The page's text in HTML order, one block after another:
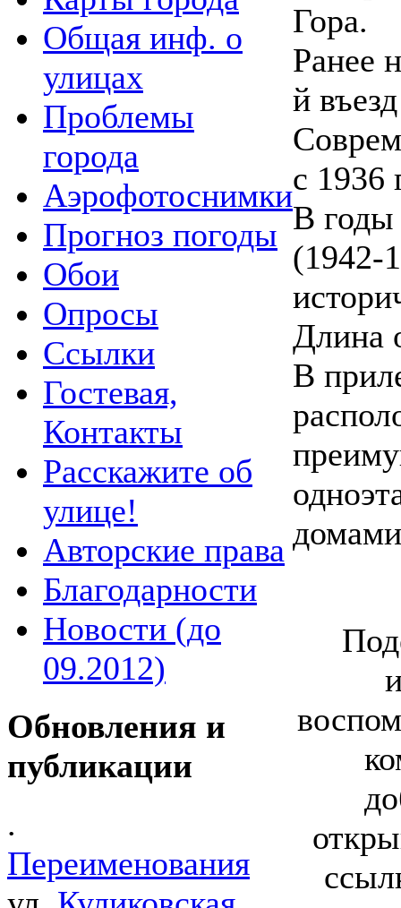
Общая инф. о
улицах
Проблемы
города
Аэрофотоснимки
Прогноз погоды
Обои
Опросы
Ссылки
Гостевая,
Контакты
Расскажите об
улице!
Авторские права
Благодарности
Новости (до
09.2012)
Обновления и
публикации
.
Переименования
Гора.
Ранее
й
с 1936
В годы
(1942-
Длина
В